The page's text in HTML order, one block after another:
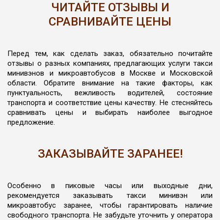
ЧИТАЙТЕ ОТЗЫВЫ И
СРАВНИВАЙТЕ ЦЕНЫ
Перед тем, как сделать заказ, обязательно почитайте
отзывы о разных компаниях, предлагающих услуги такси
минивэнов и микроавтобусов в Москве и Московской
области. Обратите внимание на такие факторы, как
пунктуальность, вежливость водителей, состояние
транспорта и соответствие цены качеству. Не стесняйтесь
сравнивать цены и выбирать наиболее выгодное
предложение.
ЗАКАЗЫВАЙТЕ ЗАРАНЕЕ!
Особенно в пиковые часы или выходные дни,
рекомендуется заказывать такси минивэн или
микроавтобус заранее, чтобы гарантировать наличие
свободного транспорта. Не забудьте уточнить у оператора